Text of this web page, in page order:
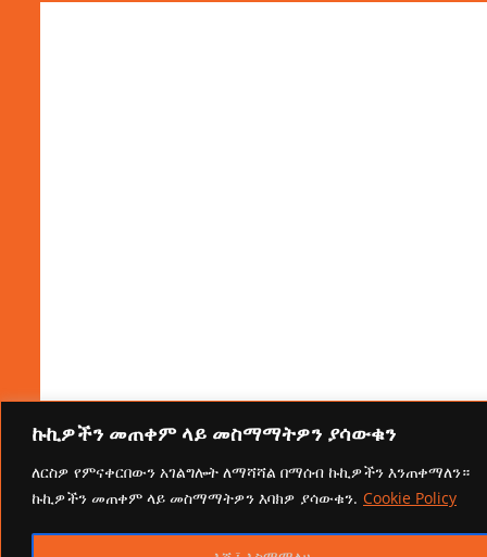
ኩኪዎችን መጠቀም ላይ መስማማትዎን ያሳውቁን
ለርስዎ የምናቀርበውን አገልግሎት ለማሻሻል በማሰብ ኩኪዎችን እንጠቀማለን።
ኩኪዎችን መጠቀም ላይ መስማማትዎን እባክዎ ያሳውቁን. Cookie Policy